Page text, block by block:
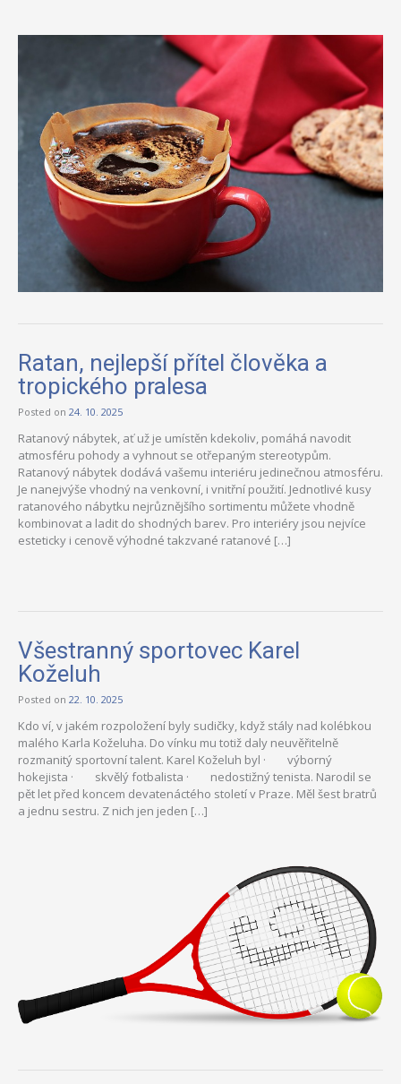
Ratan, nejlepší přítel člověka a
tropického pralesa
Posted on 24. 10. 2025
Ratanový nábytek, ať už je umístěn kdekoliv, pomáhá navodit
atmosféru pohody a vyhnout se otřepaným stereotypům.
Ratanový nábytek dodává vašemu interiéru jedinečnou atmosféru.
Je nanejvýše vhodný na venkovní, i vnitřní použití. Jednotlivé kusy
ratanového nábytku nejrůznějšího sortimentu můžete vhodně
kombinovat a ladit do shodných barev. Pro interiéry jsou nejvíce
esteticky i cenově výhodné takzvané ratanové […]
Všestranný sportovec Karel
Koželuh
Posted on 22. 10. 2025
Kdo ví, v jakém rozpoložení byly sudičky, když stály nad kolébkou
malého Karla Koželuha. Do vínku mu totiž daly neuvěřitelně
rozmanitý sportovní talent. Karel Koželuh byl · výborný
hokejista · skvělý fotbalista · nedostižný tenista. Narodil se
pět let před koncem devatenáctého století v Praze. Měl šest bratrů
a jednu sestru. Z nich jen jeden […]